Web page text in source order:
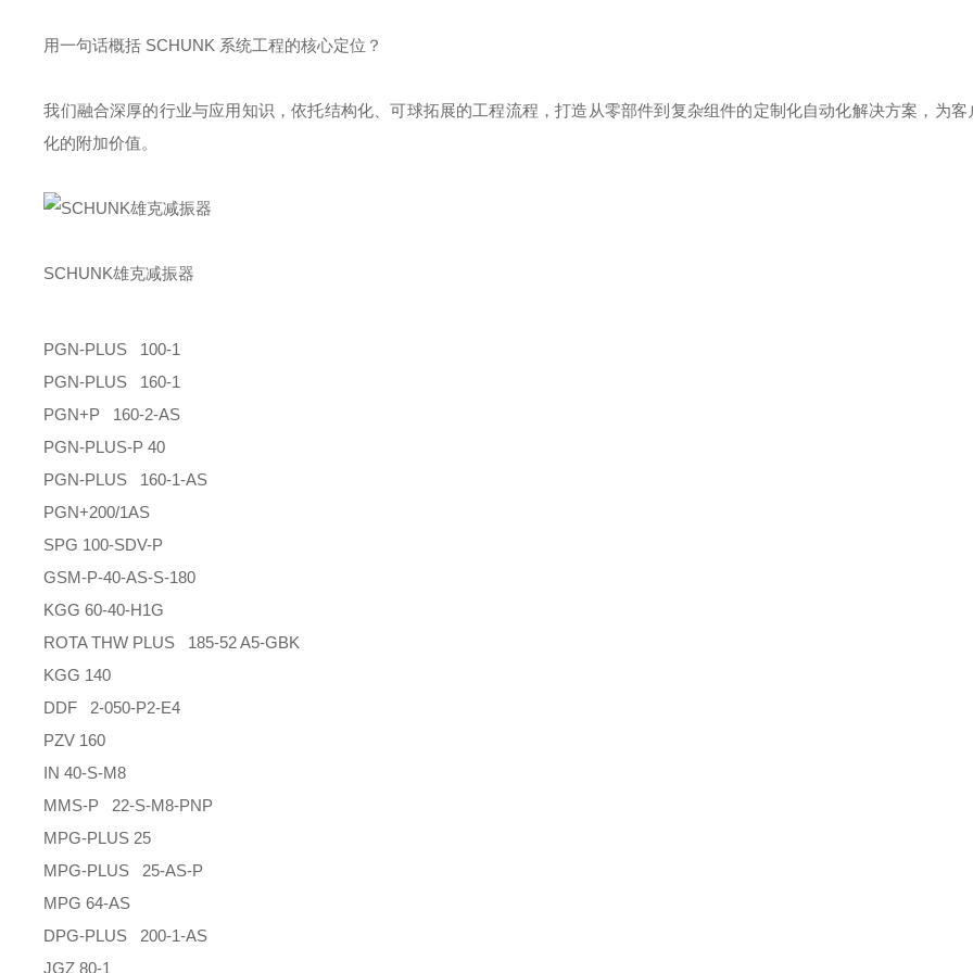
用一句话概括 SCHUNK 系统工程的核心定位？
我们融合深厚的行业与应用知识，依托结构化、可球拓展的工程流程，打造从零部件到复杂组件的定制化自动化解决方案，为客
化的附加价值。
SCHUNK雄克减振器
PGN-PLUS 100-1
PGN-PLUS 160-1
PGN+P 160-2-AS
PGN-PLUS-P 40
PGN-PLUS 160-1-AS
PGN+200/1AS
SPG 100-SDV-P
GSM-P-40-AS-S-180
KGG 60-40-H1G
ROTA THW PLUS 185-52 A5-GBK
KGG 140
DDF 2-050-P2-E4
PZV 160
IN 40-S-M8
MMS-P 22-S-M8-PNP
MPG-PLUS 25
MPG-PLUS 25-AS-P
MPG 64-AS
DPG-PLUS 200-1-AS
JGZ 80-1